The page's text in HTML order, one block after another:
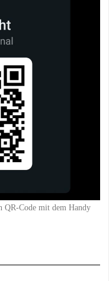
QR-Code mit dem Handy